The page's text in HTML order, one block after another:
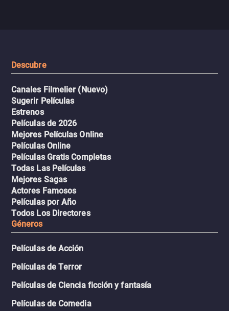
Descubre
Canales Filmelier (Nuevo)
Sugerir Películas
Estrenos
Películas de 2026
Mejores Películas Online
Películas Online
Películas Gratis Completas
Todas Las Películas
Mejores Sagas
Actores Famosos
Películas por Año
Todos Los Directores
Géneros
Películas de Acción
Películas de Terror
Películas de Ciencia ficción y fantasía
Películas de Comedia